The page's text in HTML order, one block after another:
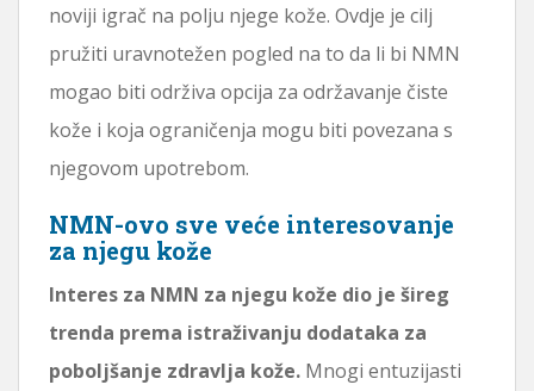
noviji igrač na polju njege kože. Ovdje je cilj
pružiti uravnotežen pogled na to da li bi NMN
mogao biti održiva opcija za održavanje čiste
kože i koja ograničenja mogu biti povezana s
njegovom upotrebom.
NMN-ovo sve veće interesovanje
za njegu kože
Interes za NMN za njegu kože dio je šireg
trenda prema istraživanju dodataka za
poboljšanje zdravlja kože. Mnogi entuzijasti